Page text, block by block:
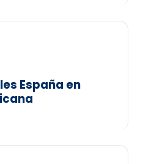
España en